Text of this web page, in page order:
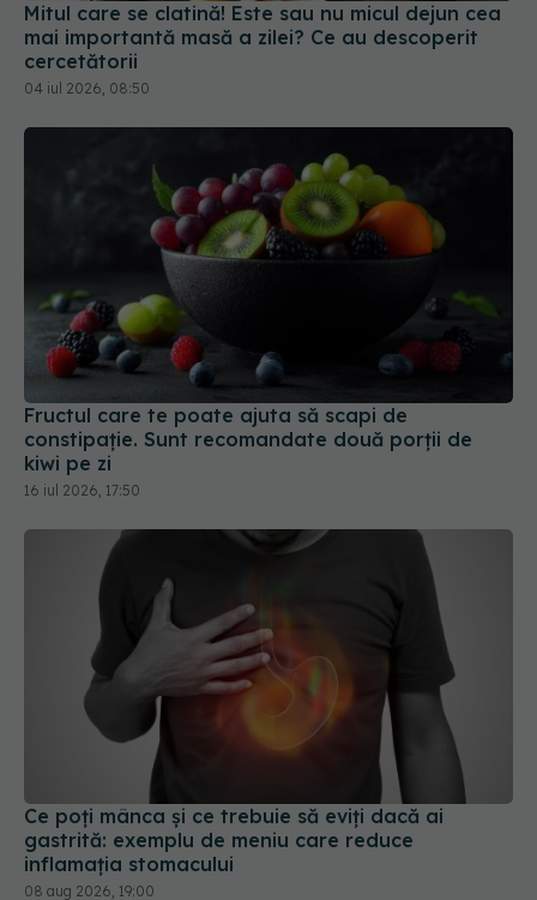
Mitul care se clatină! Este sau nu micul dejun cea
mai importantă masă a zilei? Ce au descoperit
cercetătorii
04 iul 2026, 08:50
Fructul care te poate ajuta să scapi de
constipație. Sunt recomandate două porții de
kiwi pe zi
16 iul 2026, 17:50
Ce poți mânca și ce trebuie să eviți dacă ai
gastrită: exemplu de meniu care reduce
inflamația stomacului
08 aug 2026, 19:00